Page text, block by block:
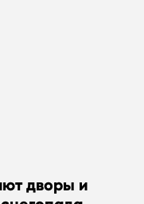
дворы и